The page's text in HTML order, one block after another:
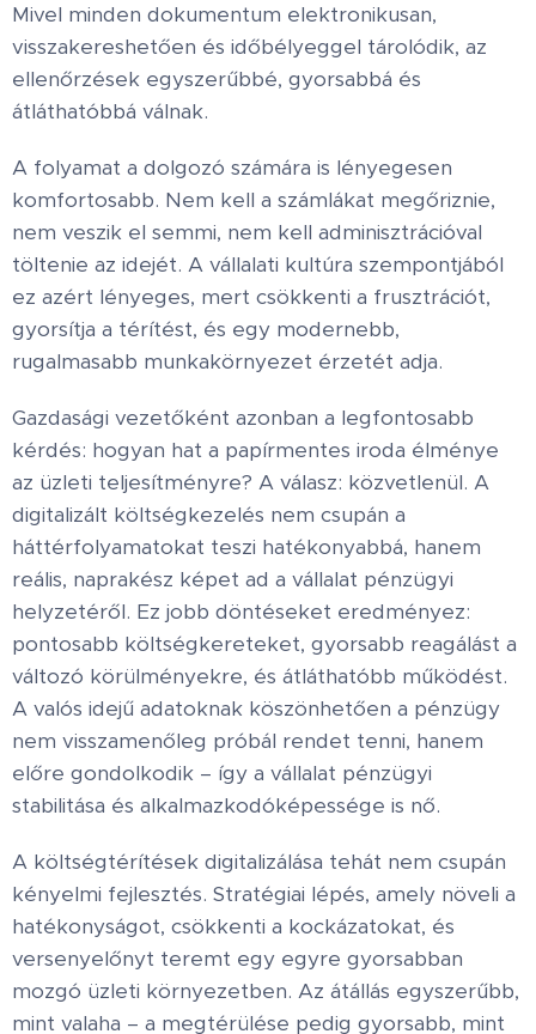
Mivel minden dokumentum elektronikusan,
visszakereshetően és időbélyeggel tárolódik, az
ellenőrzések egyszerűbbé, gyorsabbá és
átláthatóbbá válnak.
A folyamat a dolgozó számára is lényegesen
komfortosabb. Nem kell a számlákat megőriznie,
nem veszik el semmi, nem kell adminisztrációval
töltenie az idejét. A vállalati kultúra szempontjából
ez azért lényeges, mert csökkenti a frusztrációt,
gyorsítja a térítést, és egy modernebb,
rugalmasabb munkakörnyezet érzetét adja.
Gazdasági vezetőként azonban a legfontosabb
kérdés: hogyan hat a papírmentes iroda élménye
az üzleti teljesítményre? A válasz: közvetlenül. A
digitalizált költségkezelés nem csupán a
háttérfolyamatokat teszi hatékonyabbá, hanem
reális, naprakész képet ad a vállalat pénzügyi
helyzetéről. Ez jobb döntéseket eredményez:
pontosabb költségkereteket, gyorsabb reagálást a
változó körülményekre, és átláthatóbb működést.
A valós idejű adatoknak köszönhetően a pénzügy
nem visszamenőleg próbál rendet tenni, hanem
előre gondolkodik – így a vállalat pénzügyi
stabilitása és alkalmazkodóképessége is nő.
A költségtérítések digitalizálása tehát nem csupán
kényelmi fejlesztés. Stratégiai lépés, amely növeli a
hatékonyságot, csökkenti a kockázatokat, és
versenyelőnyt teremt egy egyre gyorsabban
mozgó üzleti környezetben. Az átállás egyszerűbb,
mint valaha – a megtérülése pedig gyorsabb, mint